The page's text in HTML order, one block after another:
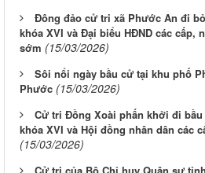
Đông đảo cử tri xã Phước An đi
khóa XVI và Đại biểu HĐND các cấp,
sớm (15/03/2026)
Sôi nổi ngày bầu cử tại khu phố
Phước (15/03/2026)
Cử tri Đồng Xoài phấn khởi đi
khóa XVI và Hội đồng nhân dân các
(15/03/2026)